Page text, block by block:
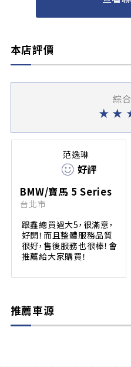
本店評價
綜
★ ★
范逸琳
好評
BMW/寶馬 5 Series
台北市
跟鑫總買過大5，很滿意，
好開！而且整體服務品質
很好，售後服務也很棒！會
推薦給大家購買！
推薦車源